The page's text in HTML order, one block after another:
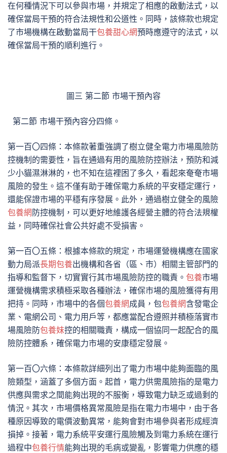
在何種情況下可以參與市場，并規定了相應的啟動法式，以
確保當局干預的符合法規性和公道性。同時，該條款也規定
了市場機構在啟動當局干包養甜心網預時應遵守的法式，以
確保當局干預的順利進行。
圖三 第二節 市場干預內容
第二節 市場干預內容分四條。
第一百〇四條：本條款著重強調了樹立健全電力市場風險防
控機制的需要性，旨在通過有用的風險防控辦法，預防和減
少小貓濕淋淋的，也不知在這裡困了多久，看起來奄奄市場
風險的發生。這不僅有助于確保電力系統的平安穩定運行，
還能保證市場的平穩有序發展。此外，通過樹立健全的風險
包養網 防控機制，可以更好地維護各經營主體的符合法規權
益，同時確保社會公共好處不受損害。
第一百〇五條：根據本條款的規定，市場運營機構應在國家
動力局派長期包養出機構和各省（區、市）相關主管部門的
指導和監督下，切實實行其市場風險防控的職責。 包養市場
運營機構需求積極采取各種辦法，確保市場的風險獲得有用
把持。同時，市場中的各個包養網成員，包包養網含發電企
業、電網公司、電力用戶等，都應當配合遵照并積極落實市
場風險防包養妹控的相關職責，構成一個協同一起配合的風
險防控體系，確保電力市場的安康穩定發展。
第一百〇六條：本條款詳細列出了電力市場中能夠面臨的風
險類型，涵蓋了多個方面。起首，電力供需風險指的是電力
供應與需求之間能夠出現的不服衡，導致電力缺乏或過剩的
情況。其次，市場價格異常風險是指在電力市場中，由于各
種原因導致的電價波動異常，能夠會對市場參與者形成經濟
損掉。接著，電力系統平安運行風險觸及到電力系統在運行
過程中包養行情能夠出現的毛病或變亂，影響電力供應的穩